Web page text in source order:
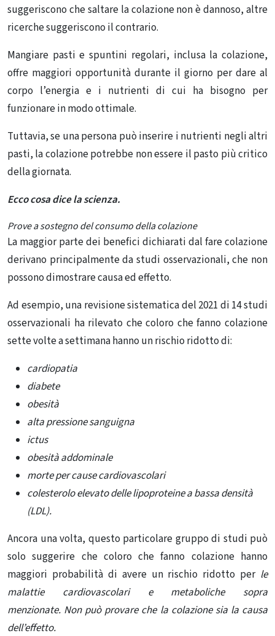
suggeriscono che saltare la colazione non è dannoso, altre
ricerche suggeriscono il contrario.
Mangiare pasti e spuntini regolari, inclusa la colazione,
offre maggiori opportunità durante il giorno per dare al
corpo l’energia e i nutrienti di cui ha bisogno per
funzionare in modo ottimale.
Tuttavia, se una persona può inserire i nutrienti negli altri
pasti, la colazione potrebbe non essere il pasto più critico
della giornata.
Ecco cosa dice la scienza.
Prove a sostegno del consumo della colazione
La maggior parte dei benefici dichiarati dal fare colazione
derivano principalmente da studi osservazionali, che non
possono dimostrare causa ed effetto.
Ad esempio, una revisione sistematica del 2021 di 14 studi
osservazionali ha rilevato che coloro che fanno colazione
sette volte a settimana hanno un rischio ridotto di:
cardiopatia
diabete
obesità
alta pressione sanguigna
ictus
obesità addominale
morte per cause cardiovascolari
colesterolo elevato delle lipoproteine ​​a bassa densità
(LDL).
Ancora una volta, questo particolare gruppo di studi può
solo suggerire che coloro che fanno colazione hanno
maggiori probabilità di avere un rischio ridotto per le
malattie cardiovascolari e metaboliche sopra
menzionate. Non può provare che la colazione sia la causa
dell’effetto.